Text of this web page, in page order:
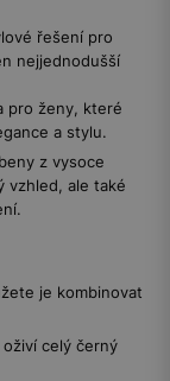
řešení pro
nejjednodušší
pro ženy, které
a stylu.
z vysoce
vzhled, ale také
je kombinovat
celý černý